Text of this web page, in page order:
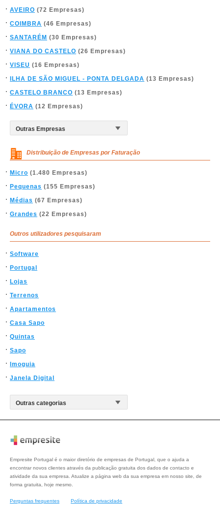
AVEIRO (72 Empresas)
COIMBRA (46 Empresas)
SANTARÉM (30 Empresas)
VIANA DO CASTELO (26 Empresas)
VISEU (16 Empresas)
ILHA DE SÃO MIGUEL - PONTA DELGADA (13 Empresas)
CASTELO BRANCO (13 Empresas)
ÉVORA (12 Empresas)
Distribuição de Empresas por Faturação
Micro (1.480 Empresas)
Pequenas (155 Empresas)
Médias (67 Empresas)
Grandes (22 Empresas)
Outros utilizadores pesquisaram
Software
Portugal
Lojas
Terrenos
Apartamentos
Casa Sapo
Quintas
Sapo
Imoguia
Janela Digital
Empresite Portugal é o maior diretório de empresas de Portugal, que o ajuda a
encontrar novos clientes através da publicação gratuita dos dados de contacto e
atividade da sua empresa. Atualize a página web da sua empresa em nosso site, de
forma gratuita, hoje mesmo.
Perguntas frequentes Política de privacidade